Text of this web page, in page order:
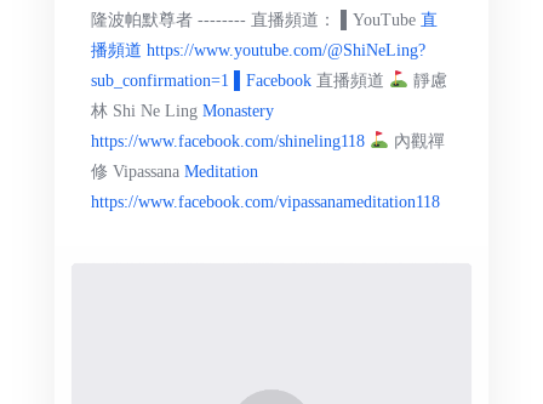
隆波帕默尊者 -------- 直播頻道： ▌YouTube 直
播頻道 https://www.youtube.com/@ShiNeLing?
sub_confirmation=1 ▌Facebook 直播頻道
靜慮
林 Shi Ne Ling Monastery
https://www.facebook.com/shineling118
內觀禪
修 Vipassana Meditation
https://www.facebook.com/vipassanameditation118